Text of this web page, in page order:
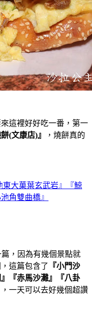
來這裡好好吃一番，第一
(文康店)』
，燒餅真的
大菓葉玄武岩』『鯨
角雙曲橋』
，因為有幾個景點就
這篇包含了
『小門沙
『赤馬沙灘』『八卦
，一天可以去好幾個超讚